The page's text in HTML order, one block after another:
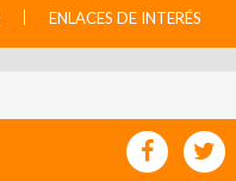
ENLACES DE INTERÉS